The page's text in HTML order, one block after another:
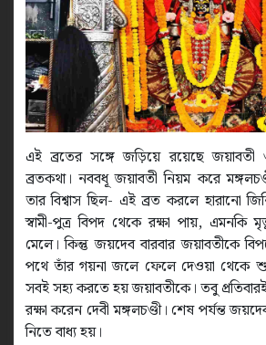
এই ব্রতের সঙ্গে জড়িয়ে রয়েছে
ব্রতকথা। নববধূ জয়াবতী নিয়ম করে
তার বিশ্বাস ছিল- এই ব্রত করলে হারানো
স্বামী-পুত্র বিপদ থেকে রক্ষা পায়, এমনকি
মেলে। কিন্তু জয়দেব বারবার জয়াবতীকে
পথে তাঁর গয়না জলে ফেলে দেওয়া থেকে
সবই সহ্য করতে হয় জয়াবতীকে। তবু
রক্ষা করেন দেবী মঙ্গলচণ্ডী। শেষ পর্যন্ত
নিতে বাধ্য হয়।